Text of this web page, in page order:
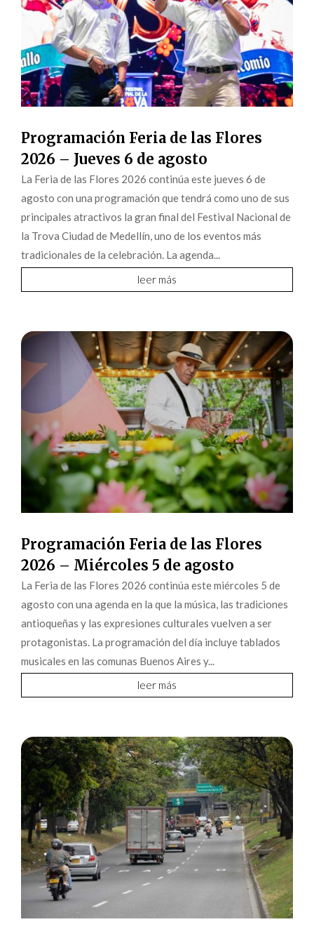
Programación Feria de las Flores
2026 – Jueves 6 de agosto
La Feria de las Flores 2026 continúa este jueves 6 de
agosto con una programación que tendrá como uno de sus
principales atractivos la gran final del Festival Nacional de
la Trova Ciudad de Medellín, uno de los eventos más
tradicionales de la celebración. La agenda...
leer más
Programación Feria de las Flores
2026 – Miércoles 5 de agosto
La Feria de las Flores 2026 continúa este miércoles 5 de
agosto con una agenda en la que la música, las tradiciones
antioqueñas y las expresiones culturales vuelven a ser
protagonistas. La programación del día incluye tablados
musicales en las comunas Buenos Aires y...
leer más